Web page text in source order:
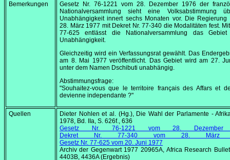
Bemerkungen Gesetz Nr. 76-1221 vom 28. Dezember 1976 der
Nationalversammlung sieht eine Volksabstimmung
Unabhängigkeit innert sechs Monaten vor. Die Regierung
28. März 1977 mit Dekret Nr. 77-340 die Modalitäten fest.
77-625 entlässt die Nationalversammlung das
Unabhängigkeit.
Gleichzeitig wird ein Verfassungsrat gewählt. Das
am 8. Mai 1977 veröffentlicht. Das Gebiet wird am 27.
unter dem Namen Dschibuti unabhängig.
Abstimmungsfrage:
"Souhaitez-vous que le territoire français des Affars et
devienne independante ?"
Quellen
Dieter Nohlen et al. (Hg.), Die Wahl der Parlamente -
1978, Bd. IIa, S. 626f., 636
Gesetz Nr. 76-1221 vom 28. Dezember
Dekret Nr. 77-340 vom 28. März
Gesetz Nr. 77-625 vom 20. Juni 1977
Archiv der Gegenwart 1977 20965A, Africa Research
4403B, 4436A (Ergebnis)